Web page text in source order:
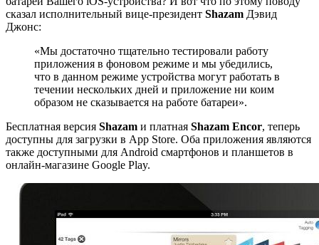
сказал исполнительный вице-президент Shazam Дэвид
Джонс:
«Мы достаточно тщательно тестировали работу
приложения в фоновом режиме и мы убедились,
что в данном режиме устройства могут работать в
течении нескольких дней и приложение ни коим
образом не сказывается на работе батареи».
Бесплатная версия Shazam и платная Shazam Encor, теперь
доступны для загрузки в App Store. Оба приложения являются
также доступными для Android смартфонов и планшетов в
онлайн-магазине Google Play.